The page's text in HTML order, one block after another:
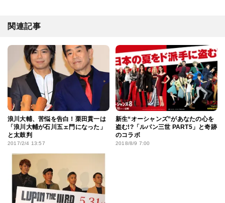
関連記事
浪川大輔、苦悩を告白！栗田貫一は
「浪川大輔が石川五ェ門になった」
と太鼓判
2017/2/4 13:57
新生“オーシャンズ”があなたの心を
盗む!?「ルパン三世 PART5」と奇跡
のコラボ
2018/8/9 7:00